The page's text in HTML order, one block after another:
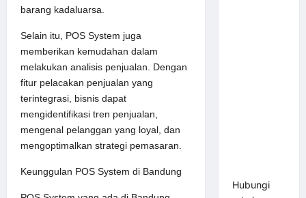
barang kadaluarsa.
Selain itu, POS System juga
memberikan kemudahan dalam
melakukan analisis penjualan. Dengan
fitur pelacakan penjualan yang
terintegrasi, bisnis dapat
mengidentifikasi tren penjualan,
mengenal pelanggan yang loyal, dan
mengoptimalkan strategi pemasaran.
Keunggulan POS System di Bandung
Hubungi